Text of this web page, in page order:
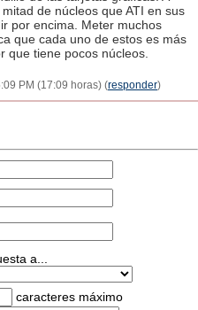
de núcleos que ATI en sus
por encima. Meter muchos
que cada uno de estos es más
que tiene pocos núcleos.
PM (17:09 horas) (responder)
a...
caracteres máximo